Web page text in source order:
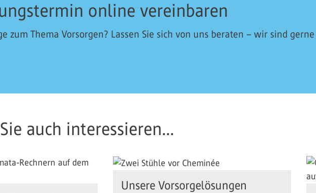
online vereinbaren
zum Thema Vorsorgen? Lassen Sie sich von uns beraten – wir sind
auch interessieren...
Unsere Vorsorgelösungen